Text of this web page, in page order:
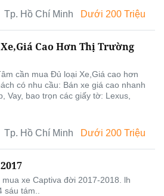
Tp. Hồ Chí Minh Dưới 200 Triệu
Cao Hơn Thị Trường
cần mua Đủ loại Xe,Giá cao hơn
có nhu cầu: Bán xe giá cao nhanh
Vay, bao trọn các giấy tờ: Lexus,
Tp. Hồ Chí Minh Dưới 200 Triệu
mua xe Captiva đời 2017-2018. lh
tám..